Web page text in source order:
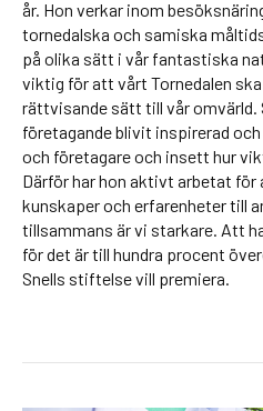
år. Hon verkar inom
tornedalska och samiska
på olika sätt i vår fantastiska
viktig för att vårt Tornedalen
rättvisande sätt till vår omvärld.
företagande blivit inspirerad
och företagare och insett hur
Därför har hon aktivt arbetat för
kunskaper och erfarenheter till
tillsammans är vi starkare. Att
för det är till hundra procent
Snells stiftelse vill premiera.